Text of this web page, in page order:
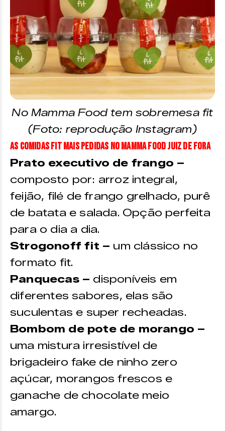
No Mamma Food tem sobremesa fit
(Foto: reprodução Instagram)
As comidas fit mais pedidas no Mamma Food Juiz de Fora
Prato executivo de frango –
composto por: arroz integral,
feijão, filé de frango grelhado, purê
de batata e salada. Opção perfeita
para o dia a dia.
Strogonoff fit – um clássico no
formato fit.
Panquecas – disponíveis em
diferentes sabores, elas são
suculentas e super recheadas.
Bombom de pote de morango –
uma mistura irresistível de
brigadeiro fake de ninho zero
açúcar, morangos frescos e
ganache de chocolate meio
amargo.